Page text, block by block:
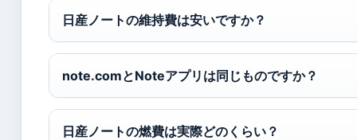
日産ノートの維持費は安いですか？
note.comとNoteアプリは同じものですか？
日産ノートの燃費は実際どのくらい？